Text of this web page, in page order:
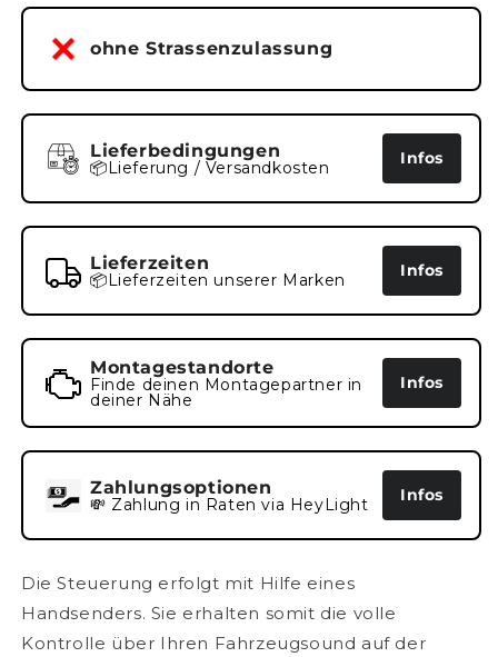
ohne Strassenzulassung
Lieferbedingungen
📦Lieferung / Versandkosten Infos
Lieferzeiten
📦Lieferzeiten unserer Marken Infos
Montagestandorte
Finde deinen Montagepartner in
deiner Nähe
Infos
Zahlungsoptionen
💸 Zahlung in Raten via HeyLight Infos
Die Steuerung erfolgt mit Hilfe eines
Handsenders. Sie erhalten somit die volle
Kontrolle über Ihren Fahrzeugsound auf der